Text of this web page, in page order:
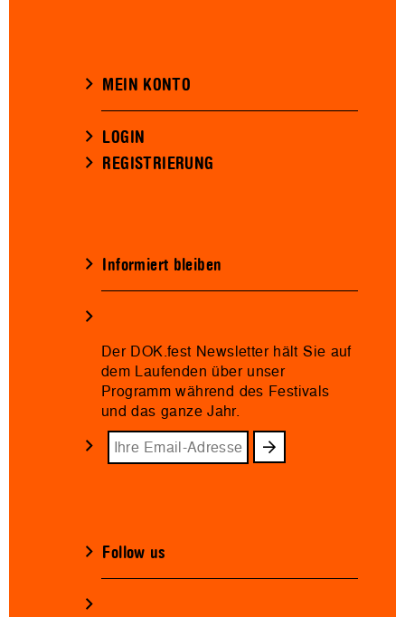
MEIN KONTO
LOGIN
REGISTRIERUNG
Informiert bleiben
Der DOK.fest Newsletter hält Sie auf
dem Laufenden über unser
Programm während des Festivals
und das ganze Jahr.
Follow us